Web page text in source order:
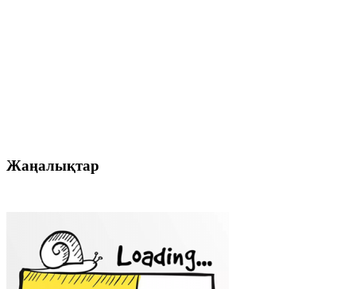
Жаңалықтар